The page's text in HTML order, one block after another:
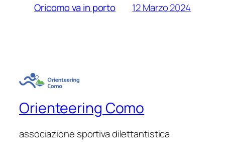
Oricomo va in porto 12 Marzo 2024
Orienteering Como
associazione sportiva dilettantistica